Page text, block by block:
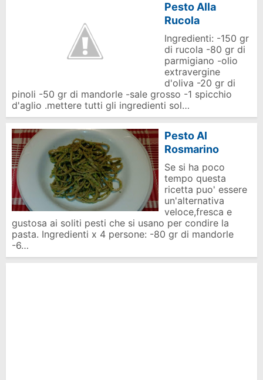
Pesto Alla
Rucola
Ingredienti: -150 gr
di rucola -80 gr di
parmigiano -olio
extravergine
d'oliva -20 gr di
pinoli -50 gr di mandorle -sale grosso -1 spicchio
d'aglio .mettere tutti gli ingredienti sol…
Pesto Al
Rosmarino
Se si ha poco
tempo questa
ricetta puo' essere
un'alternativa
veloce,fresca e
gustosa ai soliti pesti che si usano per condire la
pasta. Ingredienti x 4 persone: -80 gr di mandorle
-6…